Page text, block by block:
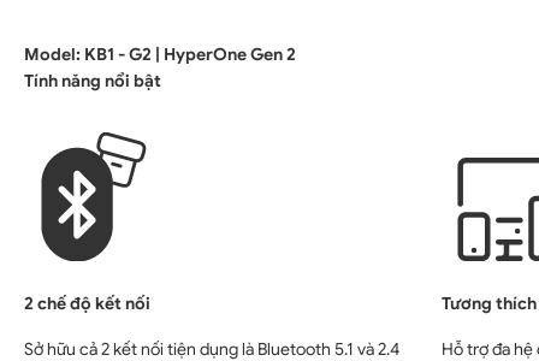
Model: KB1 - G2 | HyperOne Gen 2
2 chế độ kết nối
Sở hữu cả 2 kết nối tiện dụng là Bluetooth 5.1 và 2.4
Tương thích
Hỗ trợ đa